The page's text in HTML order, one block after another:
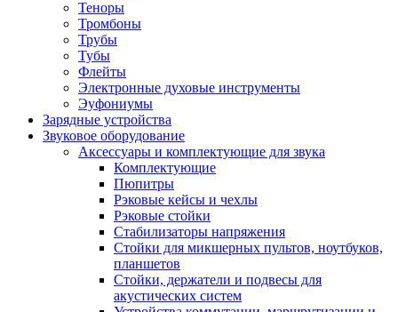
Теноры
Тромбоны
Трубы
Тубы
Флейты
Электронные духовые инструменты
Эуфониумы
Зарядные устройства
Звуковое оборудование
Аксессуары и комплектующие для звука
Комплектующие
Пюпитры
Рэковые кейсы и чехлы
Рэковые стойки
Стабилизаторы напряжения
Стойки для микшерных пультов, ноутбуков,
планшетов
Стойки, держатели и подвесы для
акустических систем